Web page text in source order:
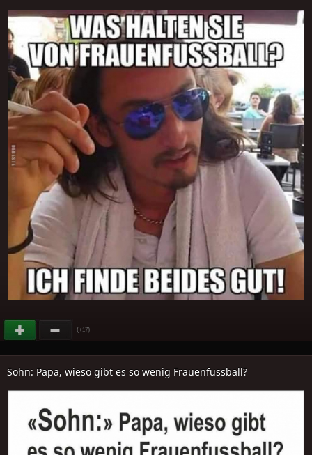
(+17)
Sohn: Papa, wieso gibt es so wenig Frauenfussball?